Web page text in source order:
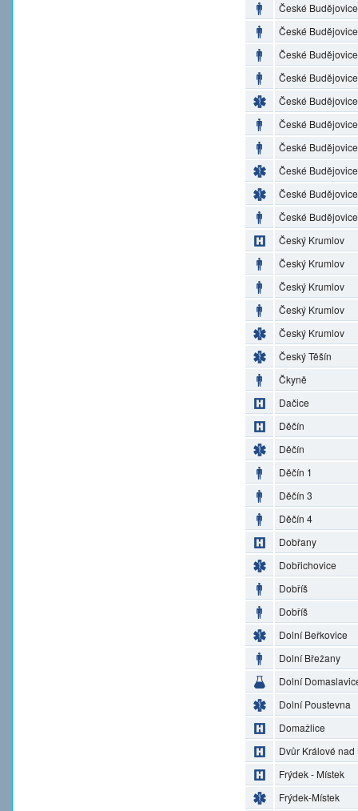
České Budějovice
České Budějovice
České Budějovice
České Budějovice
České Budějovice
České Budějovice
České Budějovice
České Budějovice
České Budějovice
České Budějovice
Český Krumlov
Český Krumlov
Český Krumlov
Český Krumlov
Český Krumlov
Český Těšín
Čkyně
Dačice
Děčín
Děčín
Děčín 1
Děčín 3
Děčín 4
Dobřany
Dobřichovice
Dobříš
Dobříš
Dolní Beřkovice
Dolní Břežany
Dolní
Dolní Poustevna
Domažlice
Dvůr Králové nad
Frýdek - Místek
Frýdek-Místek